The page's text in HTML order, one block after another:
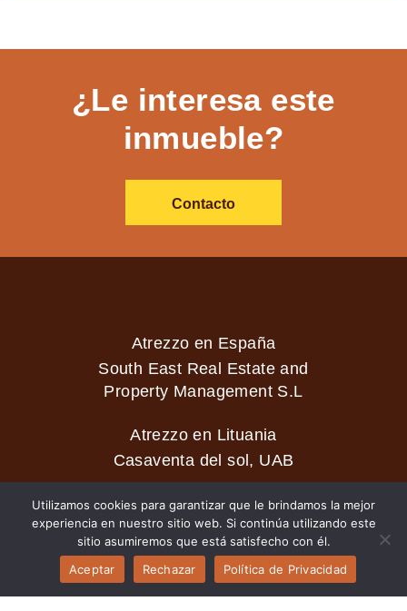
¿Le interesa este
inmueble?
Contacto
Atrezzo en España
South East Real Estate and
Property Management S.L
Atrezzo en Lituania
Casaventa del sol, UAB
2026 © Casaventa del sol
Utilizamos cookies para garantizar que le brindamos la mejor
experiencia en nuestro sitio web. Si continúa utilizando este
sitio asumiremos que está satisfecho con él.
Aceptar
Rechazar Política de Privacidad